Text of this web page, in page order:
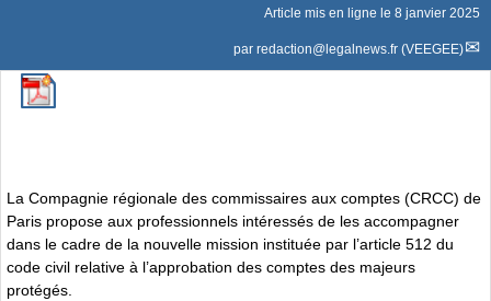
Article mis en ligne le 8 janvier 2025
par redaction@legalnews.fr (VEEGEE)
La Compagnie régionale des commissaires aux comptes (CRCC) de
Paris propose aux professionnels intéressés de les accompagner
dans le cadre de la nouvelle mission instituée par l’article 512 du
code civil relative à l’approbation des comptes des majeurs
protégés.